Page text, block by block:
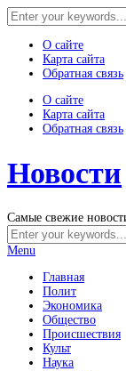
О сайте
Карта сайта
Обратная связь
О сайте
Карта сайта
Обратная связь
Новости
Самые свежие
Menu
Главная
Полит
Экономика
Общество
Происшествия
Культ
Наука